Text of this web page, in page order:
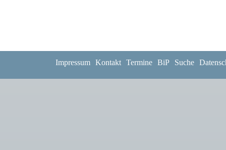
Impressum Kontakt Termine BiP Suche